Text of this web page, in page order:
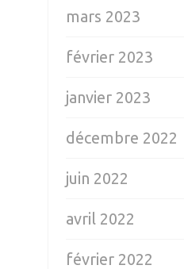
mars 2023
février 2023
janvier 2023
décembre 2022
juin 2022
avril 2022
février 2022